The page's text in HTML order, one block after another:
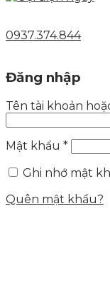
0937.374.844
Đăng nhập
Tên tài khoản
Mật khẩu *
Ghi nhớ mật
Quên mật khẩu?